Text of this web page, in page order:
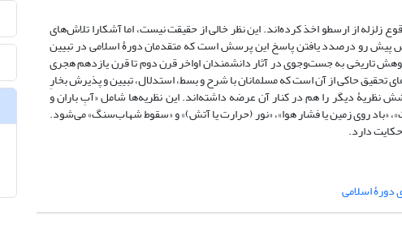
زلزله از ارسطو اخذ کرده‌اند. این نظر خالی از حقیقت نیست، اما آشکارا تلاش‌های
پیش ‌رو درصدد یافتن پاسخ این پرسش است که متقدمان دورۀ اسلامی در تبیین
تاریخی به جست‌وجوی در آثار دانشمندان اواخر قرن دوم تا قرن یازدهم هجری
تحقیق حاکی از آن است که مسلمانان با شرح ‌و بسط، استدلال، تبیین و پذیرش بخارِ
دیگر را هم در کنار آن عرضه داشته‌اند. این نظریه‌ها شامل «آبِ باران و
«باد روی زمین یا فشار هوا»، «نور (حرارت یا آتش)» و «سقوط شهاب‌سنگ» می‌شود.
دارد.
دورۀ اسلامی